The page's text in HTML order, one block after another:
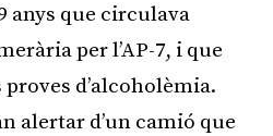
anys que circulava
per l’AP-7, i que
proves d’alcoholèmia.
alertar d’un camió que